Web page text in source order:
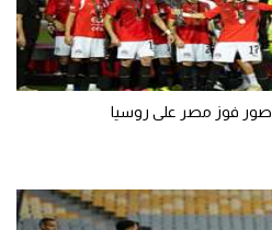
فوز مصر على روسيا